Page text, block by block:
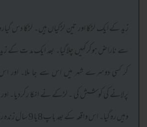
زید کے ایک لڑکا اور تین لڑکیاں ہیں۔ لڑکا دس
سے ناراض ہوکرکہیں چلاگیا۔ بعد ایک مد ت کے زید
کر کسی دوسرے شہر میں اس سے جا ملا۔ اور
پرلانے کی کوشش کی ۔ لڑکے نے انکا رکردیا۔
وہیں رہ گیا۔ اس